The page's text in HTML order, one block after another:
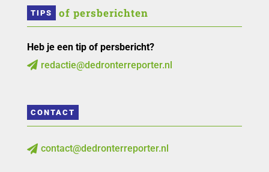
TIPS of persberichten
Heb je een tip of persbericht?
 redactie@dedronterreporter.nl
CONTACT
 contact@dedronterreporter.nl